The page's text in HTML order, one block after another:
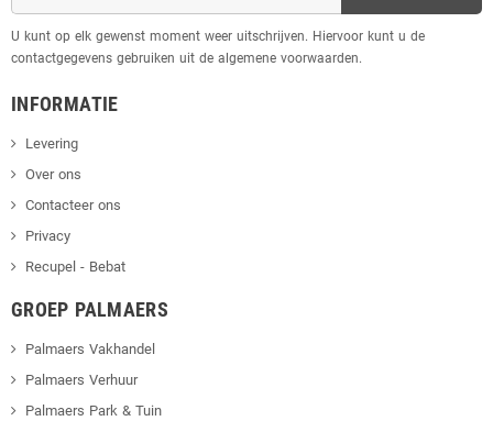
U kunt op elk gewenst moment weer uitschrijven. Hiervoor kunt u de
contactgegevens gebruiken uit de algemene voorwaarden.
INFORMATIE
Levering
Over ons
Contacteer ons
Privacy
Recupel - Bebat
GROEP PALMAERS
Palmaers Vakhandel
Palmaers Verhuur
Palmaers Park & Tuin